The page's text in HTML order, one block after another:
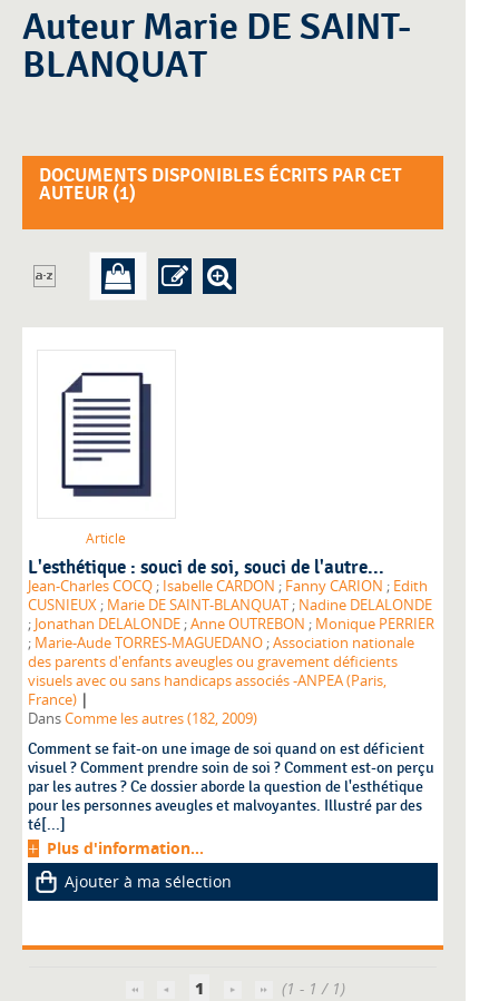
Auteur Marie DE SAINT-
BLANQUAT
DOCUMENTS DISPONIBLES ÉCRITS PAR CET
AUTEUR (1)
Article
L'esthétique : souci de soi, souci de l'autre...
Jean-Charles COCQ ; Isabelle CARDON ; Fanny CARION ; Edith
CUSNIEUX ; Marie DE SAINT-BLANQUAT ; Nadine DELALONDE
; Jonathan DELALONDE ;Anne OUTREBON ; Monique PERRIER
; Marie-Aude TORRES-MAGUEDANO ;Association nationale
des parents d'enfants aveugles ou gravement déficients
visuels avec ou sans handicaps associés -ANPEA (Paris,
France) |
DansComme les autres (182, 2009)
Comment se fait-on une image de soi quand on est déficient
visuel ? Comment prendre soin de soi ? Comment est-on perçu
par les autres ? Ce dossier aborde la question de l'esthétique
pour les personnes aveugles et malvoyantes. Illustré par des
té[...]
Plus d'information...
Ajouter à ma sélection
1
(1 - 1 / 1)